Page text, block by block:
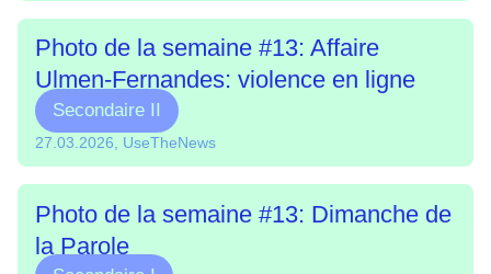
Photo de la semaine #13: Affaire
Ulmen-Fernandes: violence en ligne
Secondaire II
27.03.2026, UseTheNews
Photo de la semaine #13: Dimanche de
la Parole